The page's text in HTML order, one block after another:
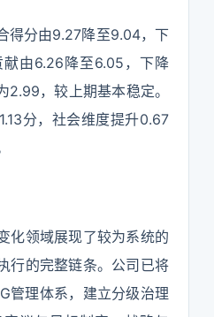
得分由9.27降至9.04，下
由6.26降至6.05，下降
2.99，较上期基本稳定。
分，社会维度提升0.67
化领域展现了较为系统的
行的完整链条。公司已将
管理体系，建立分级治理